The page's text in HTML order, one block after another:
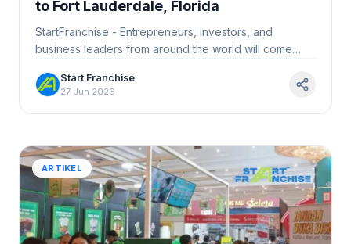
to Fort Lauderdale, Florida
StartFranchise - Entrepreneurs, investors, and
business leaders from around the world will come
the…Start Franchise
27 Jun 2026
ARTIKEL